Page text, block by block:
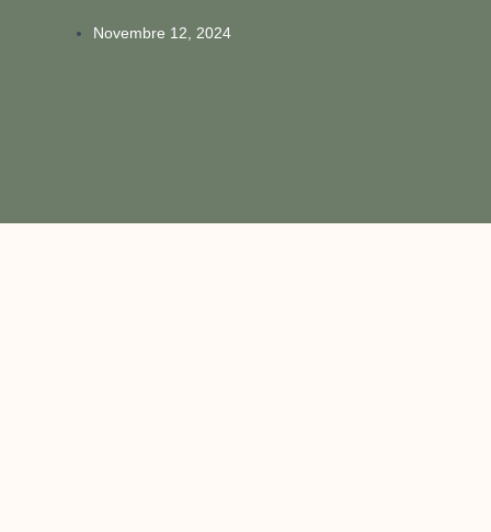
Novembre 12, 2024